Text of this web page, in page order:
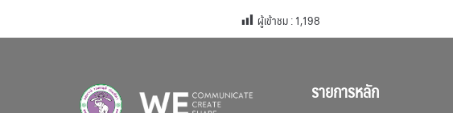
ผู้เข้าชม :1,198
รายการหลัก